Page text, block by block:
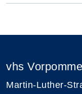
vhs
Martin-Luther-